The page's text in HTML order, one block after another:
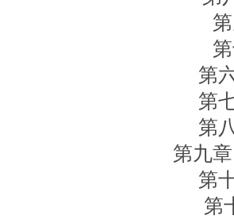
第
第
第
第九
第
第